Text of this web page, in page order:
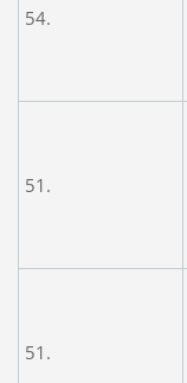
54.
51.
51.